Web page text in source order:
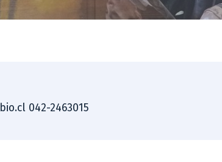
042-2463015